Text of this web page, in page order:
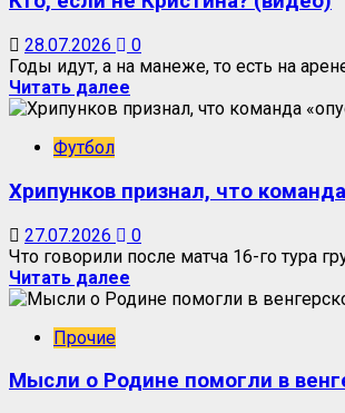
28.07.2026
0
Годы идут, а на манеже, то есть на
Читать далее
Футбол
Хрипунков признал, что
27.07.2026
0
Что говорили после матча 16-го тура
Читать далее
Прочие
Мысли о Родине помогли в